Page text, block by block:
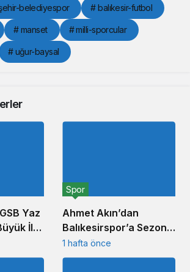
belediyespor # balıkesir-futbol
# manset # milli-sporcular
# uğur-baysal
Yaz
İlgi
Ahmet Akın’dan
Balıkesirspor’a Sezon
Öncesi Moral Ziyareti
Spor
1 hafta önce